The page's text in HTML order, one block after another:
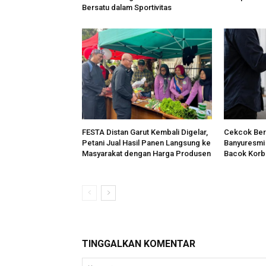
Bersatu dalam Sportivitas
FESTA Distan Garut Kembali Digelar,
Petani Jual Hasil Panen Langsung ke
Masyarakat dengan Harga Produsen
Cekcok
Bacok
TINGGALKAN KOMENTAR